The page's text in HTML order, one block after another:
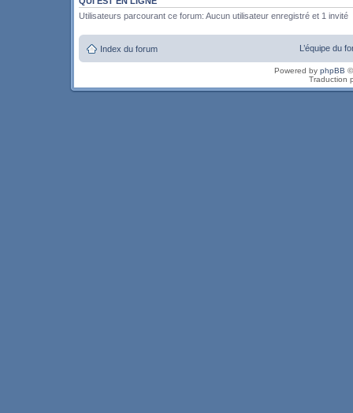
Utilisateurs parcourant ce forum: Aucun utilisateur enregistré et 1 invité
Index du forum L’équipe du
Powered by phpBB
Traduction